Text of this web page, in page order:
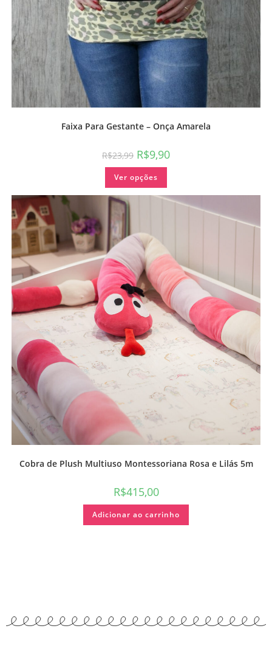
Faixa Para Gestante – Onça Amarela
R$23,99 R$9,90
Ver opções
Cobra de Plush Multiuso Montessoriana Rosa e Lilás 5m
R$415,00
Adicionar ao carrinho